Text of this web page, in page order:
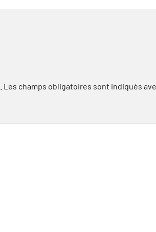
Les champs obligatoires sont indiqués